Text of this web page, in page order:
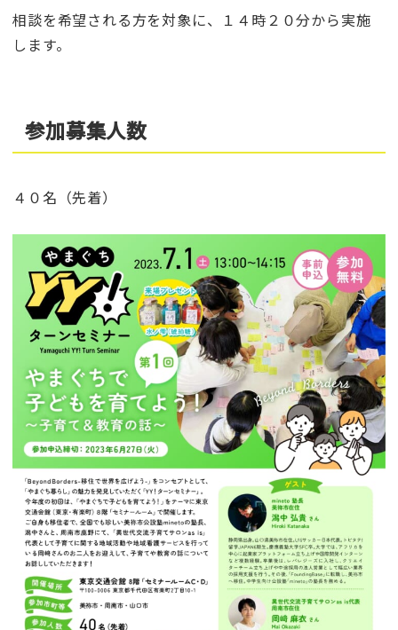
相談を希望される方を対象に、１４時２０分から実施
します。
参加募集人数
４０名（先着）